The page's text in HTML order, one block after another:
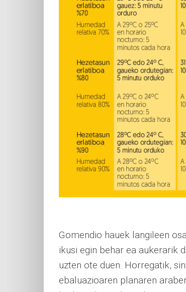
Gomendio hauek langileen
ikusi egin behar ea aukerarik
uzten ote duen. Horregatik,
ebaluazioaren planaren